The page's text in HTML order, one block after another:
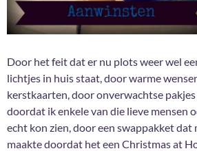
Door het feit dat er nu plots weer wel
lichtjes in huis staat, door warme
kerstkaarten, door onverwachtse
doordat ik enkele van die lieve mensen
echt kon zien, door een swappakket dat
maakte doordat het een Christmas at